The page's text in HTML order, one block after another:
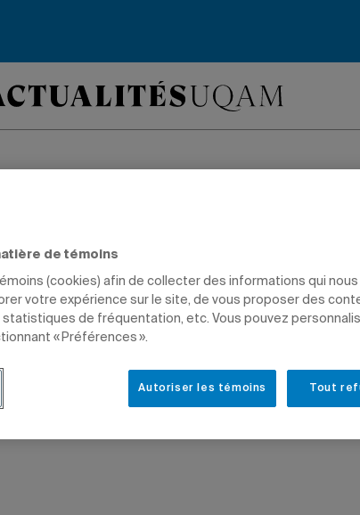
de Français en
d’aide
signes
du français
de témoins
(cookies) afin de collecter des informations qui nous
votre expérience sur le site, de vous proposer des
statistiques de fréquentation, etc. Vous pouvez
« Préférences ».
Tout
Autoriser les témoins